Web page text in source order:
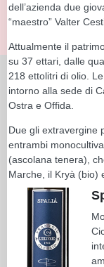
dell’azienda due
“maestro” Valter
Attualmente il
su 37 ettari, dalle
218 ettolitri di olio.
intorno alla sede di
Ostra e Offida.
Due gli extravergine
entrambi
(ascolana tenera),
Marche, il Kryà (bio)